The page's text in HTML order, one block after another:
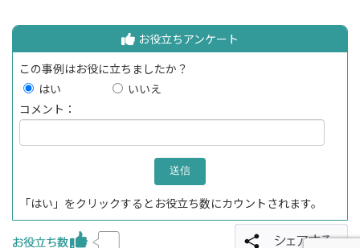
お役立ちアンケート
この事例はお役に立ちましたか？
はい
いいえ
コメント：
「はい」をクリックするとお役立ち数にカウントされます。